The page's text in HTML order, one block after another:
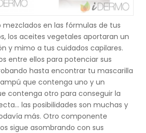
en las fórmulas de tus
los aceites vegetales aportaran un
y mimo a tus cuidados capilares.
entre ellos para potenciar sus
hasta encontrar tu mascarilla
que contenga uno y un
contenga otro para conseguir la
las posibilidades son muchas y
más. Otro componente
sigue asombrando con sus